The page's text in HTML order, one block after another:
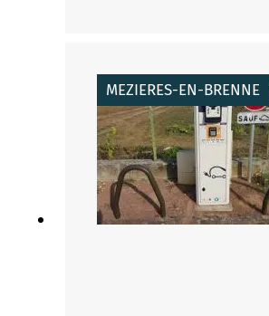
MEZIERES-EN-BRENNE